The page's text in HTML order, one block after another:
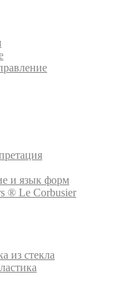
и язык форм
® Le Corbusier
из стекла